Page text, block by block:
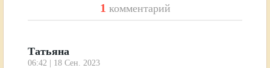
1 комментарий
Татьяна
06:42 | 18 Сен. 2023